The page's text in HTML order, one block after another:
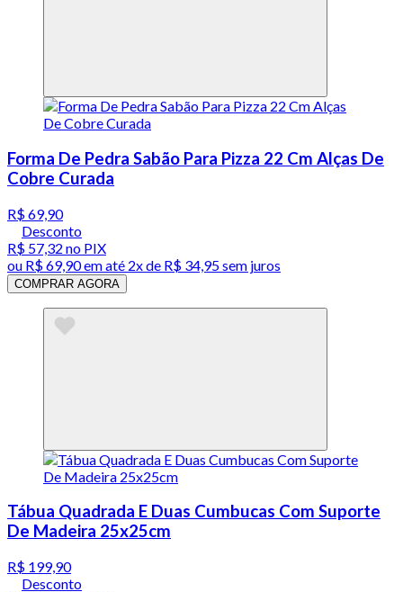
Forma De Pedra Sabão Para Pizza 22 Cm Alças De
Cobre Curada
R$ 69,90
Desconto
R$ 57,32 no PIX
ou R$ 69,90em até 2x de R$ 34,95 sem juros
COMPRAR AGORA
Tábua Quadrada E Duas Cumbucas Com Suporte
De Madeira 25x25cm
R$ 199,90
Desconto